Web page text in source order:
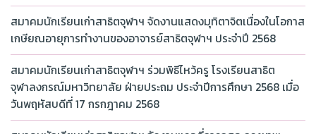
สมาคมนักเรียนเก่าสาธิตจุฬาฯ จัดงานแสดงมุทิตาจิตเนื่องในโอกาส
เกษียณอายุการทำงานของอาจารย์สาธิตจุฬาฯ ประจำปี 2568
สมาคมนักเรียนเก่าสาธิตจุฬาฯ ร่วมพิธีไหว้ครู โรงเรียนสาธิต
จุฬาลงกรณ์มหาวิทยาลัย ฝ่ายประถม ประจำปีการศึกษา 2568 เมื่อ
วันพฤหัสบดีที่ 17 กรกฎาคม 2568